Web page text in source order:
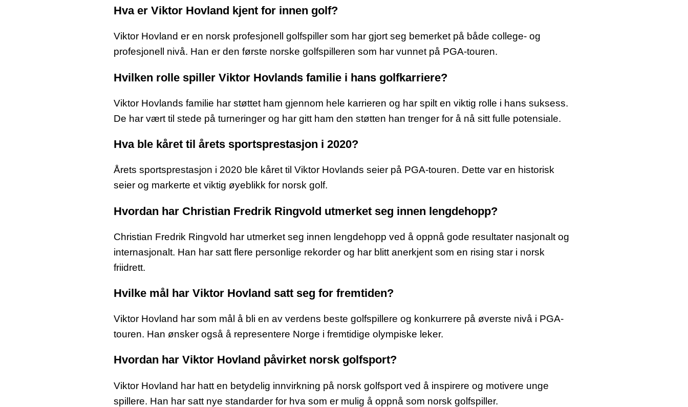
Hva er Viktor Hovland kjent for innen golf?
Viktor Hovland er en norsk profesjonell golfspiller som har gjort seg bemerket på både college- og
profesjonell nivå. Han er den første norske golfspilleren som har vunnet på PGA-touren.
Hvilken rolle spiller Viktor Hovlands familie i hans golfkarriere?
Viktor Hovlands familie har støttet ham gjennom hele karrieren og har spilt en viktig rolle i hans suksess.
De har vært til stede på turneringer og har gitt ham den støtten han trenger for å nå sitt fulle potensiale.
Hva ble kåret til årets sportsprestasjon i 2020?
Årets sportsprestasjon i 2020 ble kåret til Viktor Hovlands seier på PGA-touren. Dette var en historisk
seier og markerte et viktig øyeblikk for norsk golf.
Hvordan har Christian Fredrik Ringvold utmerket seg innen lengdehopp?
Christian Fredrik Ringvold har utmerket seg innen lengdehopp ved å oppnå gode resultater nasjonalt og
internasjonalt. Han har satt flere personlige rekorder og har blitt anerkjent som en rising star i norsk
friidrett.
Hvilke mål har Viktor Hovland satt seg for fremtiden?
Viktor Hovland har som mål å bli en av verdens beste golfspillere og konkurrere på øverste nivå i PGA-
touren. Han ønsker også å representere Norge i fremtidige olympiske leker.
Hvordan har Viktor Hovland påvirket norsk golfsport?
Viktor Hovland har hatt en betydelig innvirkning på norsk golfsport ved å inspirere og motivere unge
spillere. Han har satt nye standarder for hva som er mulig å oppnå som norsk golfspiller.